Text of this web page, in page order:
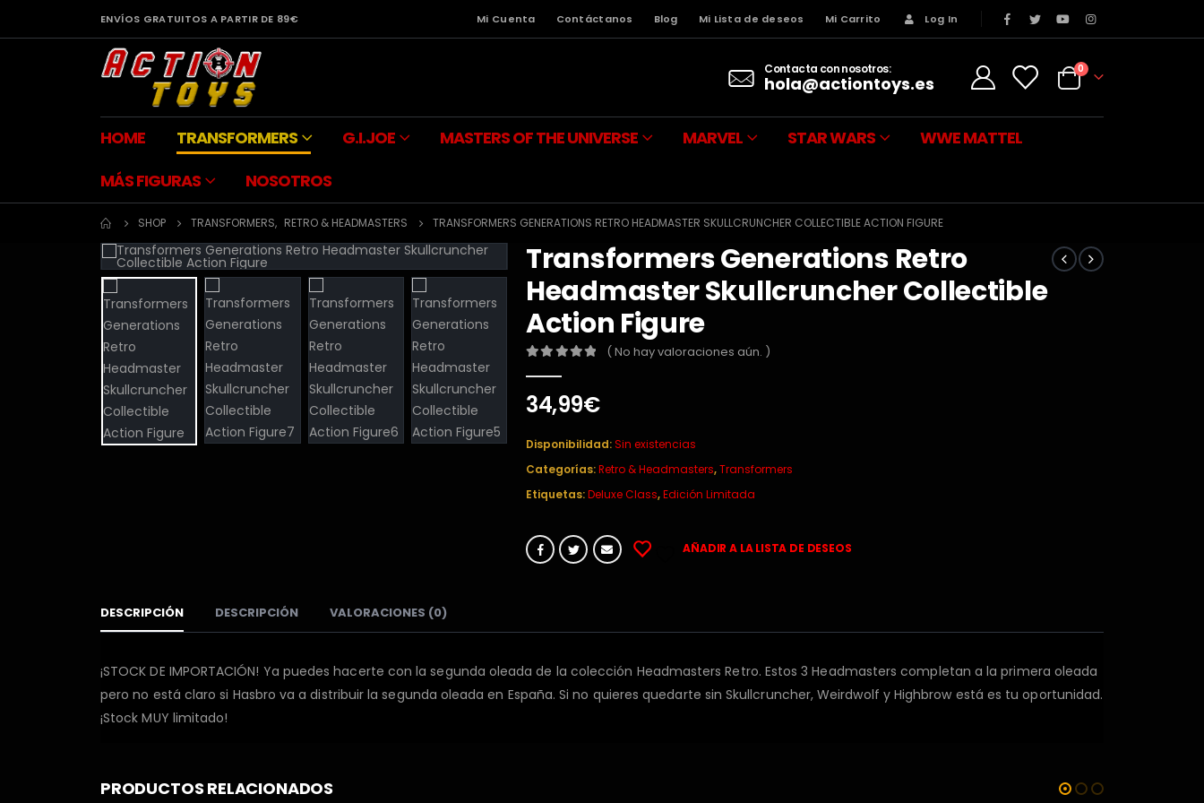
ENVÍOS GRATUITOS A PARTIR DE 89€ Mi Cuenta Contáctanos Blog Mi Lista de deseos Mi Carrito Log In
Contacta con nosotros:
hola@actiontoys.es
0
HOME TRANSFORMERS G.I.JOE MASTERS OF THE UNIVERSE MARVEL STAR WARS
WWE MATTEL
MÁS FIGURAS
NOSOTROS
SHOP TRANSFORMERS, RETRO & HEADMASTERS TRANSFORMERS GENERATIONS RETRO HEADMASTER SKULLCRUNCHER COLLECTIBLE ACTION FIGURE
Transformers Generations Retro
Headmaster Skullcruncher Collectible
Action Figure
( No hay valoraciones aún. )
34,99€
Disponibilidad:Sin existencias
Categorías:Retro & Headmasters,Transformers
Etiquetas:Deluxe Class,Edición Limitada
AÑADIR A LA LISTA DE DESEOS
DESCRIPCIÓN DESCRIPCIÓN VALORACIONES (0)
¡STOCK DE IMPORTACIÓN! Ya puedes hacerte con la segunda oleada de la colección Headmasters Retro. Estos 3 Headmasters completan a la primera oleada
pero no está claro si Hasbro va a distribuir la segunda oleada en España. Si no quieres quedarte sin Skullcruncher, Weirdwolf y Highbrow está es tu oportunidad.
¡Stock MUY limitado!
PRODUCTOS RELACIONADOS